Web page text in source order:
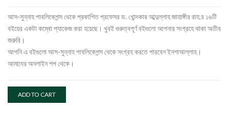
আস-সুন্নাহ পাবলিকেশন্স থেকে প্রকাশিত প্রফেসর ড. খোন্দকার আব্দুল্লাহ জাহাঙ্গীর রাহ.র ১৬টি
বইয়ের একটা কম্বো প্যাকেজ করা হয়েছে। খুবই গুরুত্বপূর্ণ বইগুলো আপনার সংগ্রহে থাকা অতীব
জরুরি।
আপনি এ বইগুলো আস-সুন্নাহ পাবলিকেশন্স থেকে সংগ্রহ করতে পারবেন ইনশাআল্লাহ।
আমাদের অনলাইন শপ থেকে।
ADD TO CART